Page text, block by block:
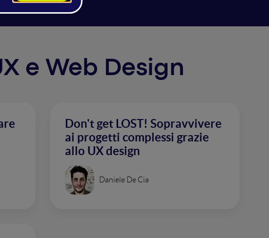
e Web Design
Don't get LOST! Sopravvivere
ai progetti complessi grazie
allo UX design
Daniele De Cia